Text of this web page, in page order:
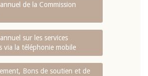
de la Commission
sur les services
via la téléphonie mobile
Bons de soutien et de